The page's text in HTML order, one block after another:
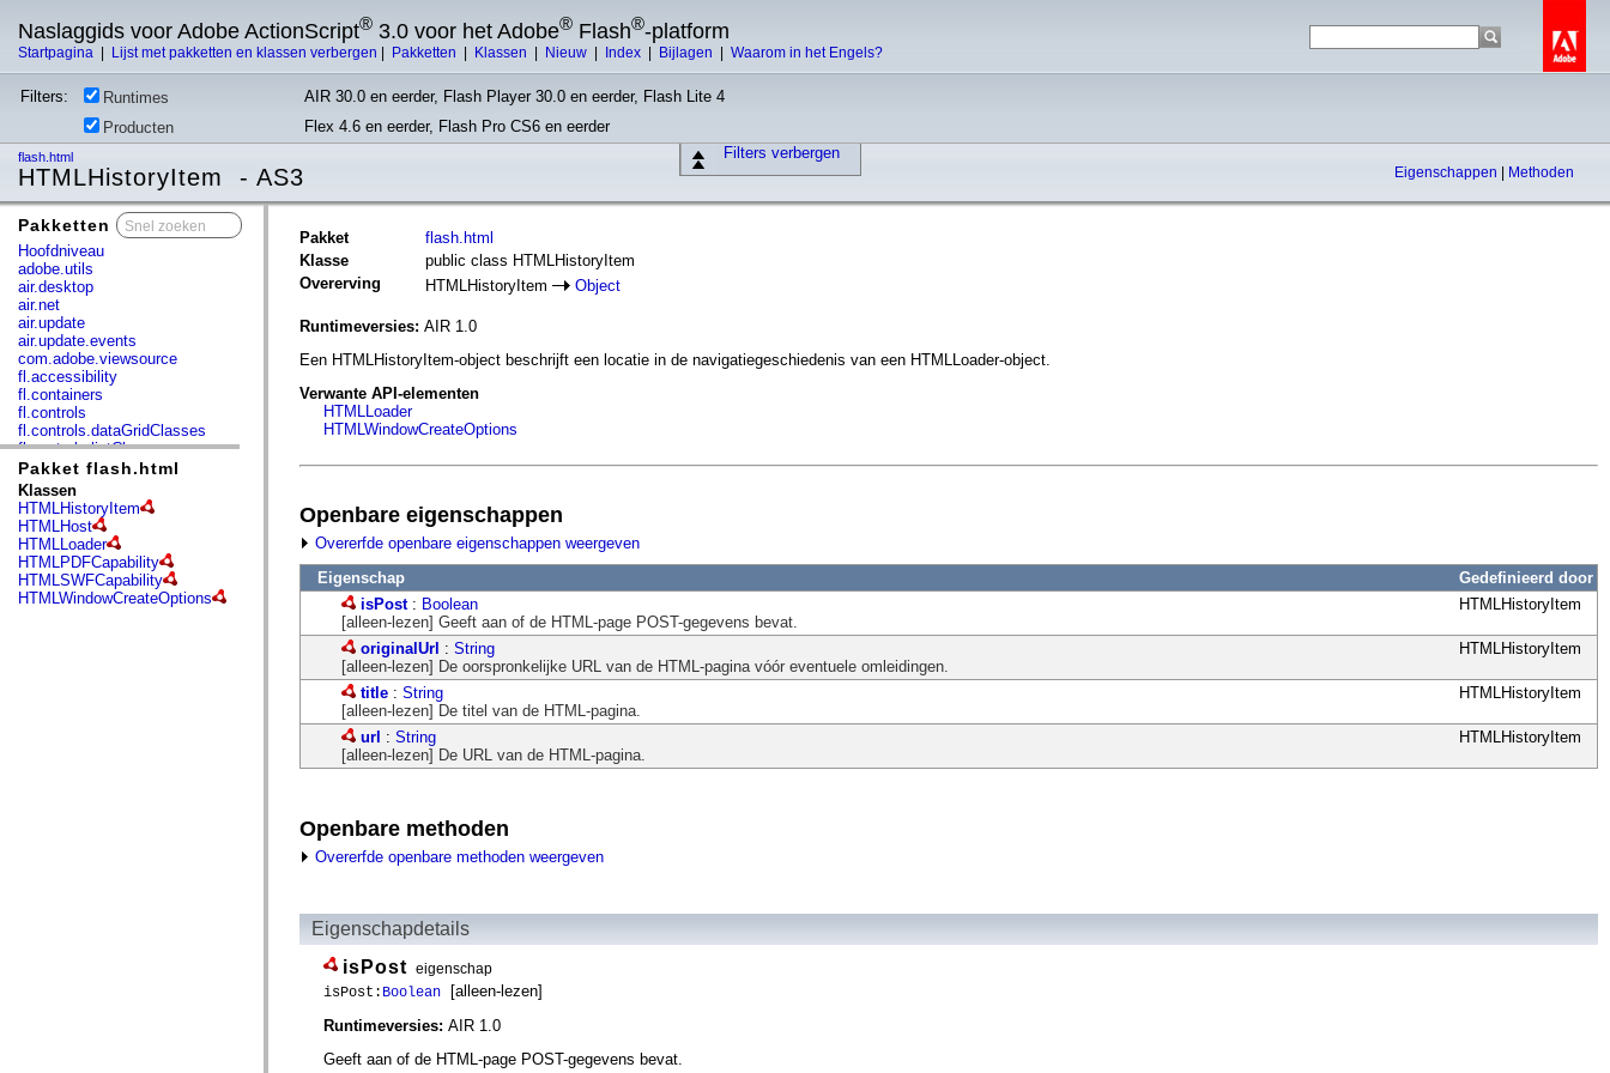
Naslaggids voor Adobe ActionScript® 3.0 voor het Adobe® Flash®-platform
Startpagina Lijst met pakketten en klassen verbergen Pakketten Klassen Nieuw Index Bijlagen Waarom in het Engels?
Filters: Runtimes
AIR 30.0 en eerder, Flash Player 30.0 en eerder, Flash Lite 4
Producten
Flex 4.6 en eerder, Flash Pro CS6 en eerder
Filters verbergen
flash.html
HTMLHistoryItem - AS3 Eigenschappen Methoden
Pakketten
Hoofdniveau
adobe.utils
air.desktop
air.net
air.update
air.update.events
com.adobe.viewsource
fl.accessibility
fl.containers
fl.controls
fl.controls.dataGridClasses
fl.controls.listClasses
fl.controls.progressBarClasses
fl.core
fl.data
fl.display
fl.events
fl.ik
fl.lang
fl.livepreview
Pakket flash.html
Klassen
HTMLHistoryItem
HTMLHost
HTMLLoader
HTMLPDFCapability
HTMLSWFCapability
HTMLWindowCreateOptions
Pakket
flash.html
Klasse
public class HTMLHistoryItem
Overerving
HTMLHistoryItem Object
Runtimeversies: AIR 1.0
Een HTMLHistoryItem-object beschrijft een locatie in de navigatiegeschiedenis van een HTMLLoader-object.
Verwante API-elementen
HTMLLoader
HTMLWindowCreateOptions
Openbare eigenschappen
Overerfde openbare eigenschappen weergeven
Eigenschap
Gedefinieerd door
isPost: Boolean
[alleen-lezen] Geeft aan of de HTML-page POST-gegevens bevat.
HTMLHistoryItem
originalUrl : String
[alleen-lezen] De oorspronkelijke URL van de HTML-pagina vóór eventuele omleidingen.
HTMLHistoryItem
title : String
[alleen-lezen] De titel van de HTML-pagina.
HTMLHistoryItem
url : String
[alleen-lezen] De URL van de HTML-pagina.
HTMLHistoryItem
Openbare methoden
Overerfde openbare methoden weergeven
Eigenschapdetails
isPost eigenschap
isPost: Boolean [alleen-lezen]
Runtimeversies: AIR 1.0
Geeft aan of de HTML-page POST-gegevens bevat.